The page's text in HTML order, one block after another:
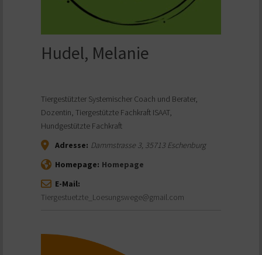
Hudel, Melanie
Tiergestützter Systemischer Coach und Berater,
Dozentin, Tiergestützte Fachkraft ISAAT,
Hundgestützte Fachkraft
Adresse: Dammstrasse 3, 35713Eschenburg
Homepage: Homepage
E-Mail:
Tiergestuetzte_Loesungswege@gmail.com